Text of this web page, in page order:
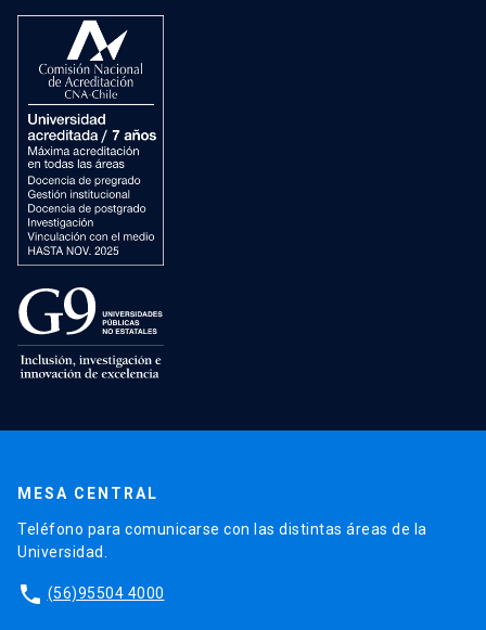
MESA CENTRAL
Teléfono para comunicarse con las distintas áreas de la
Universidad.
phone (56)95504 4000